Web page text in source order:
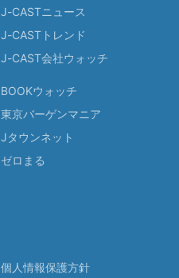
J-CASTニュース
J-CASTトレンド
J-CAST会社ウォッチ
BOOKウォッチ
東京バーゲンマニア
Jタウンネット
ゼロまる
個人情報保護方針